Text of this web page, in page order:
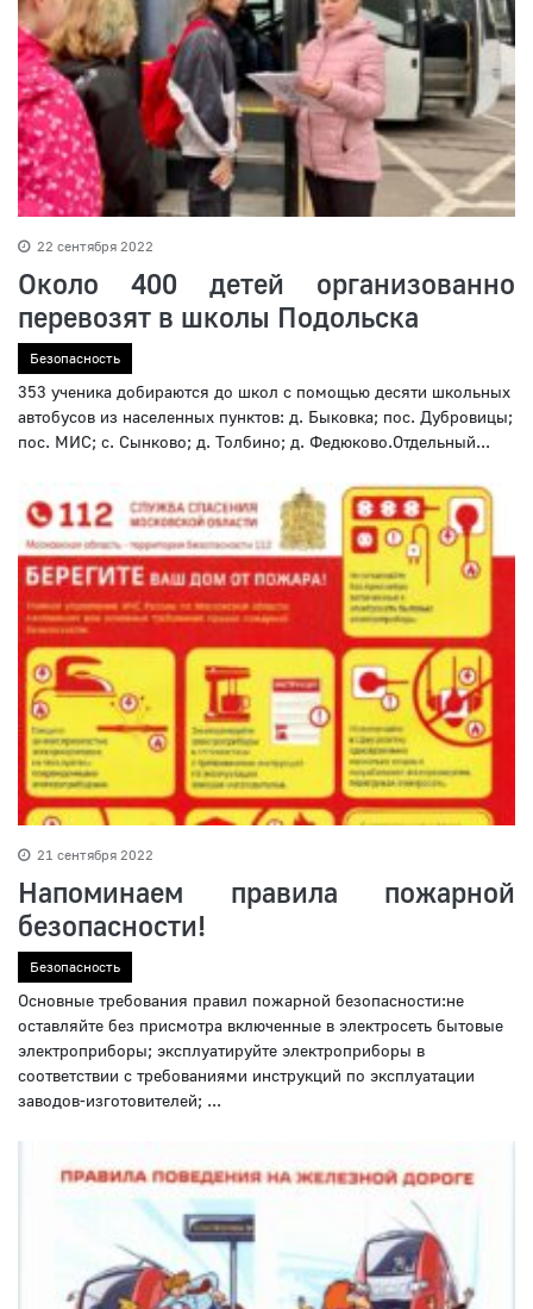
22 сентября 2022
Около 400 детей организованно
перевозят в школы Подольска
Безопасность
353 ученика добираются до школ с помощью десяти школьных
автобусов из населенных пунктов: д. Быковка; пос. Дубровицы;
пос. МИС; с. Сынково; д. Толбино; д. Федюково.Отдельный...
21 сентября 2022
Напоминаем правила пожарной
безопасности!
Безопасность
Основные требования правил пожарной безопасности:не
оставляйте без присмотра включенные в электросеть бытовые
электроприборы; эксплуатируйте электроприборы в
соответствии с требованиями инструкций по эксплуатации
заводов-изготовителей; ...